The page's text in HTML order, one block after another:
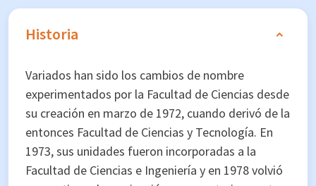
Historia
Variados han sido los cambios de nombre
experimentados por la Facultad de Ciencias desde
su creación en marzo de 1972, cuando derivó de la
entonces Facultad de Ciencias y Tecnología. En
1973, sus unidades fueron incorporadas a la
Facultad de Ciencias e Ingeniería y en 1978 volvió